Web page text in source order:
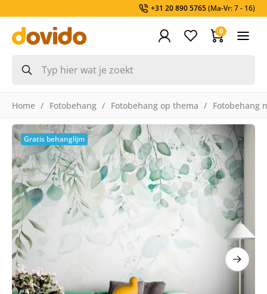
+31 20 890 5765(Ma-Vr: 7 - 16)
0
Home Fotobehang Fotobehang op thema Fotobehang
Gratis behanglijm